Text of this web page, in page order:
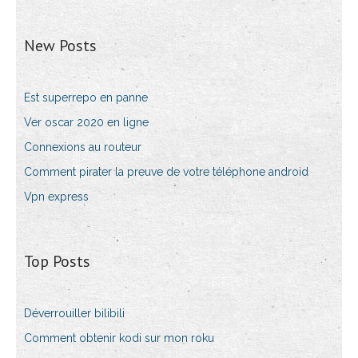
New Posts
Est superrepo en panne
Ver oscar 2020 en ligne
Connexions au routeur
Comment pirater la preuve de votre téléphone android
Vpn express
Top Posts
Déverrouiller bilibili
Comment obtenir kodi sur mon roku